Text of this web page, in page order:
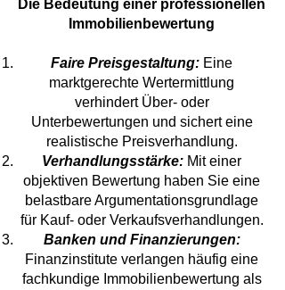
Die Bedeutung einer professionellen
Immobilienbewertung
Faire Preisgestaltung: Eine
marktgerechte Wertermittlung
verhindert Über- oder
Unterbewertungen und sichert eine
realistische Preisverhandlung.
Verhandlungsstärke: Mit einer
objektiven Bewertung haben Sie eine
belastbare Argumentationsgrundlage
für Kauf- oder Verkaufsverhandlungen.
Banken und Finanzierungen:
Finanzinstitute verlangen häufig eine
fachkundige Immobilienbewertung als